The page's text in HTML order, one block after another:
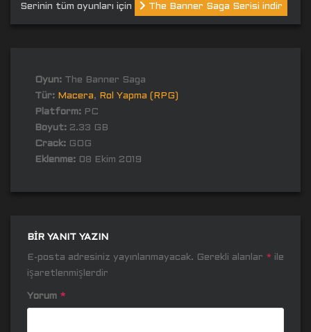
Serinin tüm oyunları için The Banner Saga Serisi indir
Oyun: The Banner Saga
Tür: Macera,
Rol Yapma (RPG)
Platform: PC
Boyut: 2.33 GB
Crack: GOG
Eklenme: 08 Ekim 2019
BIR YANIT YAZIN
E-posta adresiniz yayınlanmayacak. Gerekli alanlar * ile
işaretlenmişlerdir
Yorum *